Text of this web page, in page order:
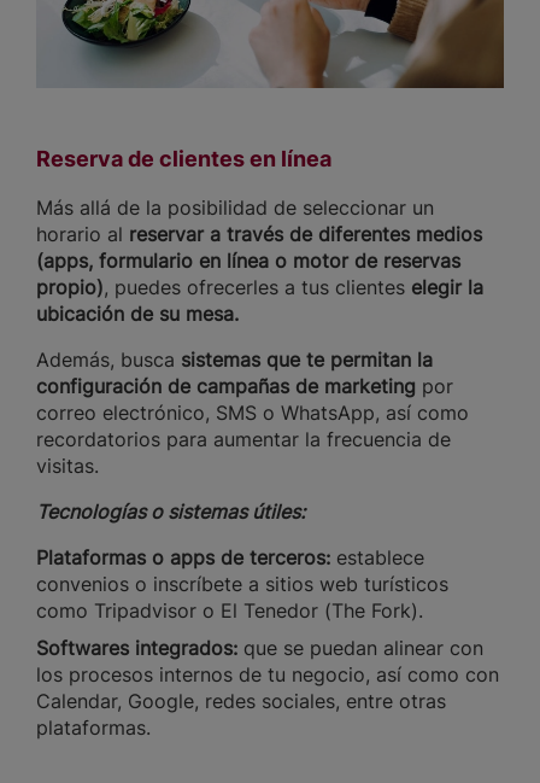
Reserva de clientes en línea
Más allá de la posibilidad de seleccionar un
horario al reservar a través de diferentes medios
(apps, formulario en línea o motor de reservas
propio), puedes ofrecerles a tus clientes elegir la
ubicación de su mesa.
Además, busca sistemas que te permitan la
configuración de campañas de marketing por
correo electrónico, SMS o WhatsApp, así como
recordatorios para aumentar la frecuencia de
visitas.
Tecnologías o sistemas útiles:
Plataformas o apps de terceros: establece
convenios o inscríbete a sitios web turísticos
como Tripadvisor o El Tenedor (The Fork).
Softwares integrados: que se puedan alinear con
los procesos internos de tu negocio, así como con
Calendar, Google, redes sociales, entre otras
plataformas.